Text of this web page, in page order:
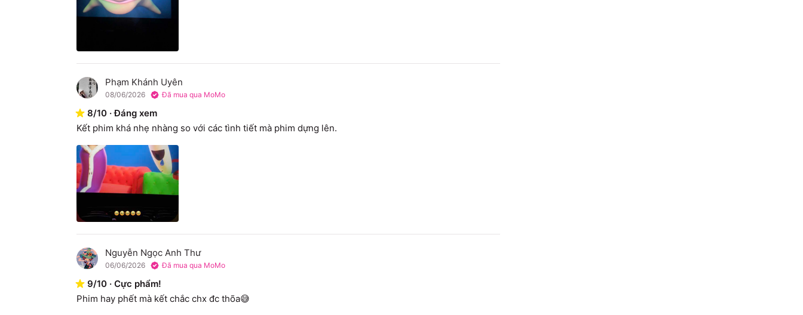
P Phạm Khánh Uyên
08/06/2026 Đã mua qua MoMo
8/10 ·Đáng xem
Kết phim khá nhẹ nhàng so với các tình tiết mà phim dựng lên.
N Nguyễn Ngọc Anh Thư
06/06/2026 Đã mua qua MoMo
9/10 · Cực phẩm!
Phim hay phết mà kết chắc chx đc thõa😅